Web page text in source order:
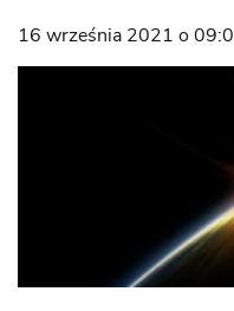
16 września 2021 o